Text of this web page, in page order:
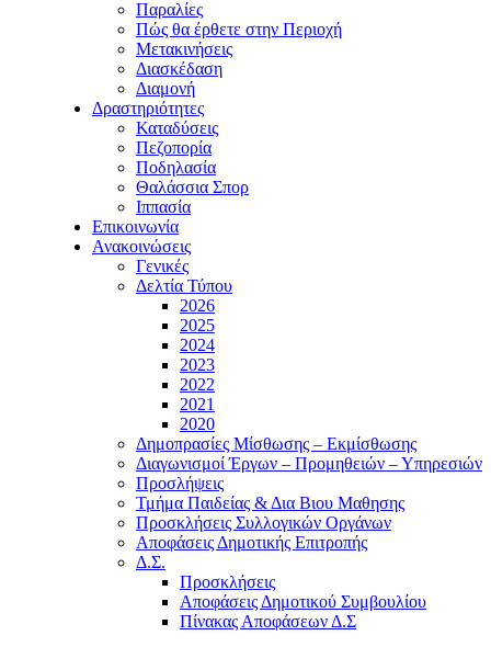
Παραλίες
Πώς θα έρθετε στην Περιοχή
Μετακινήσεις
Διασκέδαση
Διαμονή
Δραστηριότητες
Καταδύσεις
Πεζοπορία
Ποδηλασία
Θαλάσσια Σπορ
Ιππασία
Επικοινωνία
Ανακοινώσεις
Γενικές
Δελτία Τύπου
2026
2025
2024
2023
2022
2021
2020
Δημοπρασίες Μίσθωσης – Εκμίσθωσης
Διαγωνισμοί Έργων – Προμηθειών – Υπηρεσιών
Προσλήψεις
Τμήμα Παιδείας & Δια Βιου Μαθησης
Προσκλήσεις Συλλογικών Οργάνων
Αποφάσεις Δημοτικής Επιτροπής
Δ.Σ.
Προσκλήσεις
Αποφάσεις Δημοτικού Συμβουλίου
Πίνακας Αποφάσεων Δ.Σ